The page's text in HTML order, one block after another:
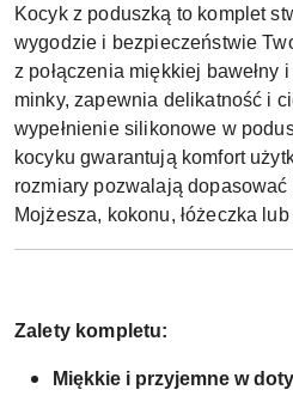
Kocyk z poduszką to komplet
wygodzie i bezpieczeństwie
z połączenia miękkiej bawełny
minky, zapewnia delikatność i
wypełnienie silikonowe w
kocyku gwarantują komfort
rozmiary pozwalają
Mojżesza, kokonu, łóżeczka lub
Zalety kompletu:
Miękkie i przyjemne w